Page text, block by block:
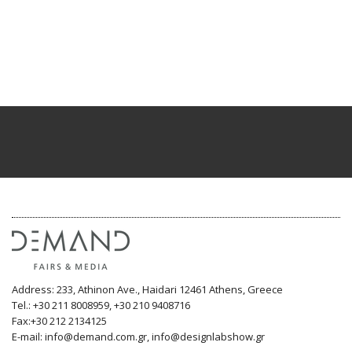
Address: 233, Athinon Ave., Haidari 12461 Athens, Greece
Tel.: +30 211 8008959, +30 210 9408716
Fax:+30 212 2134125
E-mail: info@demand.com.gr, info@designlabshow.gr